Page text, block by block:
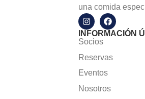
una comida
INFORMACIÓN
Socios
Reservas
Eventos
Nosotros